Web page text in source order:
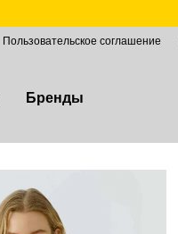
Пользовательское соглашение
Бренды